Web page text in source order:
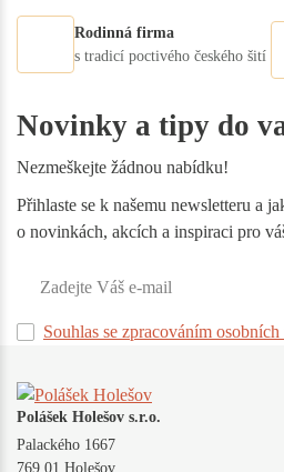
Rodinná firma
s tradicí poctivého českého šití
Novinky a tipy do
Nezmeškejte žádnou nabídku!
Přihlaste se k našemu newsletteru a
o novinkách, akcích a inspiraci pro
Souhlas se zpracováním osobních
Polášek Holešov s.r.o.
Palackého 1667
769 01 Holešov